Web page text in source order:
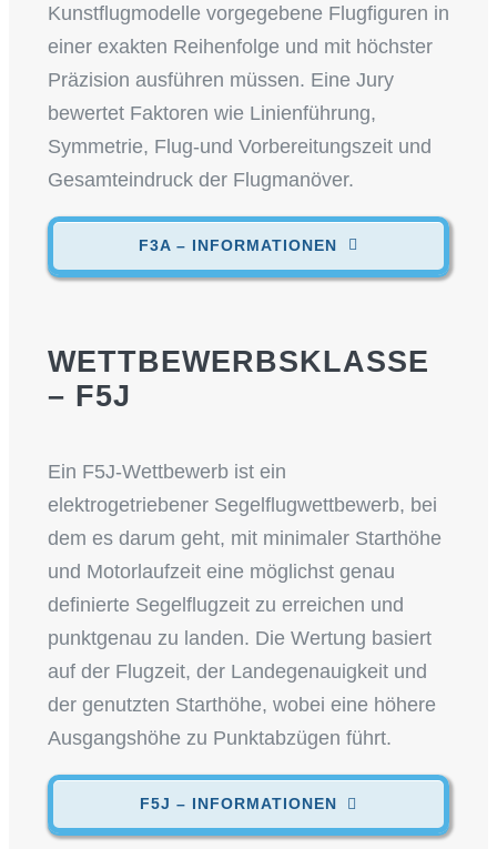
Kunstflugmodelle vorgegebene Flugfiguren in
einer exakten Reihenfolge und mit höchster
Präzision ausführen müssen. Eine Jury
bewertet Faktoren wie Linienführung,
Symmetrie, Flug-und Vorbereitungszeit und
Gesamteindruck der Flugmanöver.
F3A – INFORMATIONEN
WETTBEWERBSKLASSE
– F5J
Ein F5J-Wettbewerb ist ein
elektrogetriebener Segelflugwettbewerb, bei
dem es darum geht, mit minimaler Starthöhe
und Motorlaufzeit eine möglichst genau
definierte Segelflugzeit zu erreichen und
punktgenau zu landen. Die Wertung basiert
auf der Flugzeit, der Landegenauigkeit und
der genutzten Starthöhe, wobei eine höhere
Ausgangshöhe zu Punktabzügen führt.
F5J – INFORMATIONEN